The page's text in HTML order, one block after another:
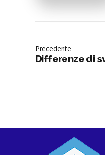
Precedente
Differenze di